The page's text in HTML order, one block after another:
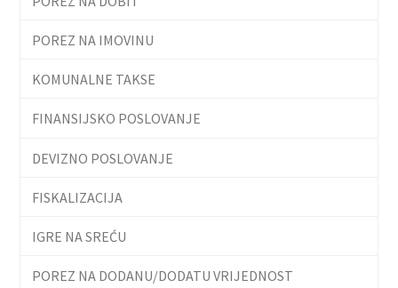
POREZ NA IMOVINU
KOMUNALNE TAKSE
FINANSIJSKO POSLOVANJE
DEVIZNO POSLOVANJE
FISKALIZACIJA
IGRE NA SREĆU
POREZ NA DODANU/DODATU VRIJEDNOST